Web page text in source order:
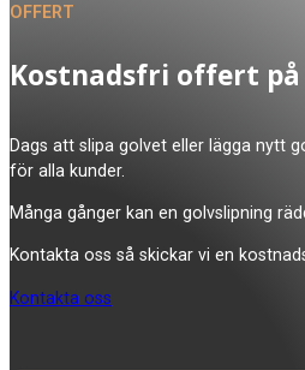
Kostnadsfri offert
Dags att slipa golvet eller lägga nytt
för alla kunder.
Många gånger kan en golvslipning
Kontakta oss så skickar vi en
OFFERT
Kontakta oss